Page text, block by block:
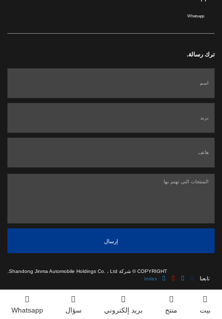
Whatsapp
ترك رسالة.
إرسال
COPYRIGHT © شركة Shandong Jinma Automobile Holdings Co. ، Ltd.
تابعنا Index
بيت منتج بريد إلكتروني سؤال Whatsapp